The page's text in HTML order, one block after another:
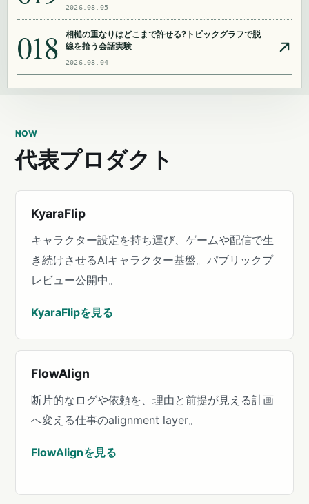
2026.08.05
018
相槌の重なりはどこまで許せる?トピックグラフで脱
線を拾う会話実験
2026.08.04
NOW
代表プロダクト
KyaraFlip
キャラクター設定を持ち運び、ゲームや配信で生
き続けさせるAIキャラクター基盤。パブリックプ
レビュー公開中。
KyaraFlipを見る
FlowAlign
断片的なログや依頼を、理由と前提が見える計画
へ変える仕事のalignment layer。
FlowAlignを見る